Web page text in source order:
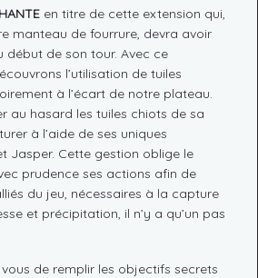
en titre de cette extension qui,
manteau de fourrure, devra avoir
début de son tour. Avec ce
l’utilisation de tuiles
à l’écart de notre plateau.
au hasard les tuiles chiots de sa
à l’aide de ses uniques
Jasper. Cette gestion oblige le
prudence ses actions afin de
du jeu, nécessaires à la capture
et précipitation, il n’y a qu’un pas
vous de remplir les objectifs secrets